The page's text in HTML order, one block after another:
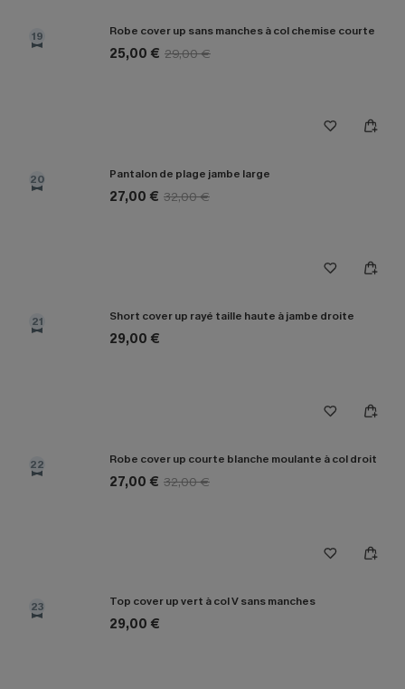
19 Robe cover up sans manches à col chemise courte
25,00 € 29,00 €
20 Pantalon de plage jambe large
27,00 € 32,00 €
21 Short cover up rayé taille haute à jambe droite
29,00 €
22 Robe cover up courte blanche moulante à col droit
27,00 € 32,00 €
23 Top cover up vert à col V sans manches
29,00 €